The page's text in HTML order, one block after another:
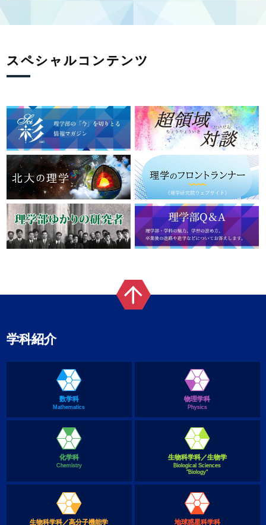
スペシャルコンテンツ
学科紹介
数学科
Mathematics
物理学科
Physics
化学科
Chemistry
生物科学科／生物学
Biological Sciences
"Biology"
生物科学科／高分子機能学 地球惑星科学科